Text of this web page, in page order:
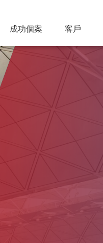
成功個案 客戶